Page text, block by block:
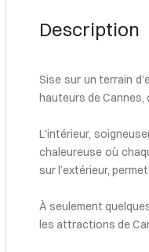
Description
Sise sur un terrain
hauteurs de Cannes,
L'intérieur,
chaleureuse où
sur l’extérieur,
À seulement
les attractions de